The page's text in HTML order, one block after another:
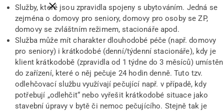
Close breadcrumbs
Služby, které jsou zpravidla spojeny s ubytováním. Jedná se
zejména o domovy pro seniory, domovy pro osoby se ZP,
domovy se zvláštním režimem, stacionáře apod.
Služba může mít charakter dlouhodobé péče (např. domovy
pro seniory) i krátkodobé (denní/týdenní stacionáře), kdy je
klient krátkodobě (zpravidla od 1 týdne do 3 měsíců) umístěn
do zařízení, které o něj pečuje 24 hodin denně. Tuto tzv.
odlehčovací službu využívají pečující např. v případě, kdy
potřebují „odlehčit“ nebo vyřešit krátkodobé situace jako
stavební úpravy v bytě či nemoc pečujícího. Stejně tak je